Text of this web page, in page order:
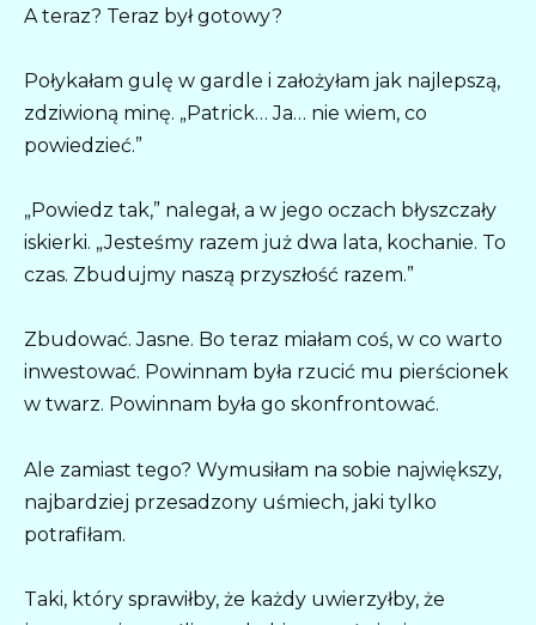
A teraz? Teraz był gotowy?
Połykałam gulę w gardle i założyłam jak najlepszą,
zdziwioną minę. „Patrick… Ja… nie wiem, co
powiedzieć.”
„Powiedz tak,” nalegał, a w jego oczach błyszczały
iskierki. „Jesteśmy razem już dwa lata, kochanie. To
czas. Zbudujmy naszą przyszłość razem.”
Zbudować. Jasne. Bo teraz miałam coś, w co warto
inwestować. Powinnam była rzucić mu pierścionek
w twarz. Powinnam była go skonfrontować.
Ale zamiast tego? Wymusiłam na sobie największy,
najbardziej przesadzony uśmiech, jaki tylko
potrafiłam.
Taki, który sprawiłby, że każdy uwierzyłby, że